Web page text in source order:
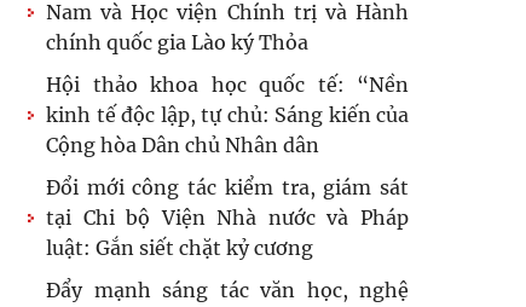
Nam và Học viện Chính trị và Hành
chính quốc gia Lào ký Thỏa
Hội thảo khoa học quốc tế: “Nền
kinh tế độc lập, tự chủ: Sáng kiến của
Cộng hòa Dân chủ Nhân dân
Đổi mới công tác kiểm tra, giám sát
tại Chi bộ Viện Nhà nước và Pháp
luật: Gắn siết chặt kỷ cương
Đẩy mạnh sáng tác văn học, nghệ